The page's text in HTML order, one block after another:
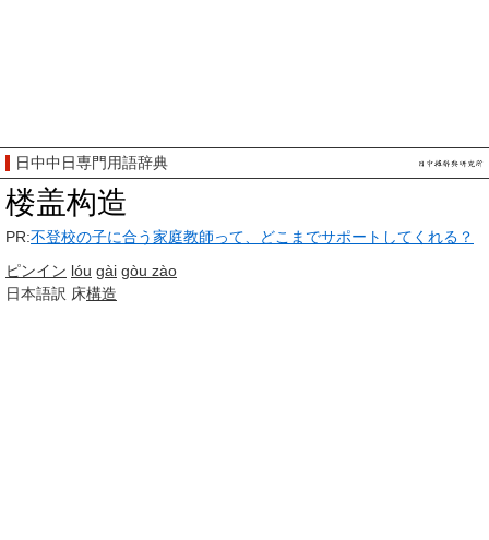
日中中日専門用語辞典
楼盖构造
PR:不登校の子に合う家庭教師って、どこまでサポートしてくれる？
ピンイン lóu gài gòu zào
日本語訳 床構造